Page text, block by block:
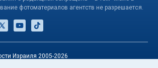
фотоматериалов агентств не разрешается.
Израиля 2005-2026